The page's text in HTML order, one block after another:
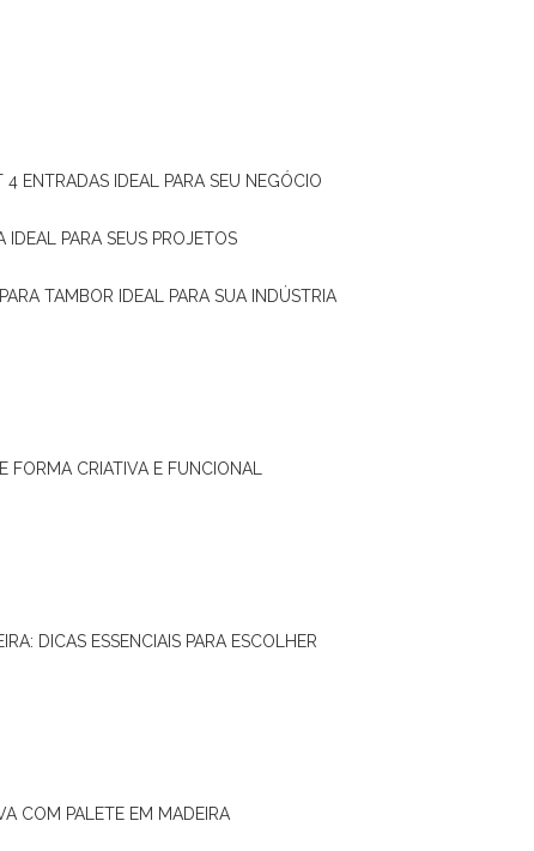
4 ENTRADAS IDEAL PARA SEU NEGÓCIO
IDEAL PARA SEUS PROJETOS
TAMBOR IDEAL PARA SUA INDÚSTRIA
FORMA CRIATIVA E FUNCIONAL
DICAS ESSENCIAIS PARA ESCOLHER
COM PALETE EM MADEIRA